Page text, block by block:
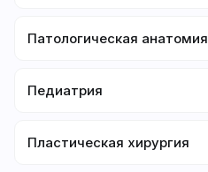
Патологическая анатомия
Педиатрия
Пластическая хирургия